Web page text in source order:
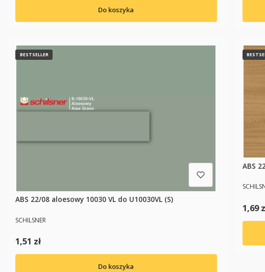
Do koszyka
BESTSELLER
ABS 22/08 aloesowy 10030 VL do U10030VL (S)
PRODUCENT
SCHILSNER
Cena
1,51 zł
Do koszyka
Cena
1,69